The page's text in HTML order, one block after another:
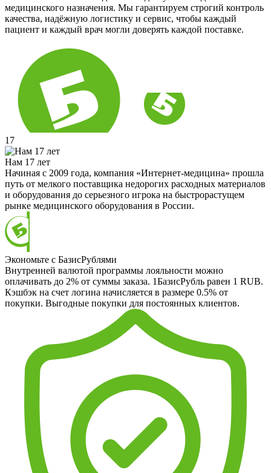
медицинского назначения. Мы гарантируем строгий контроль
качества, надёжную логистику и сервис, чтобы каждый
пациент и каждый врач могли доверять каждой поставке.
17
Нам 17 лет
Начиная с 2009 года, компания «Интернет-медицина» прошла
путь от мелкого поставщика недорогих расходных материалов
и оборудования до серьезного игрока на быстрорастущем
рынке медицинского оборудования в России.
Экономьте с БазисРублями
Внутренней валютой программы лояльности можно
оплачивать до 2% от суммы заказа. 1БазисРубль равен 1 RUB.
Кэшбэк на счет логина начисляется в размере 0.5% от
покупки. Выгодные покупки для постоянных клиентов.